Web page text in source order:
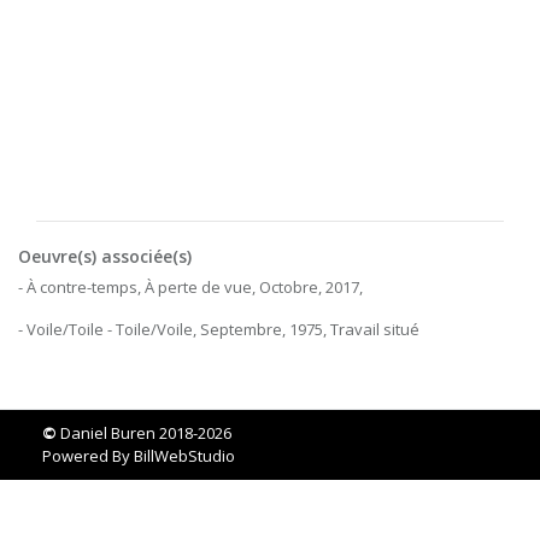
Oeuvre(s) associée(s)
- À contre-temps, À perte de vue, Octobre, 2017,
- Voile/Toile - Toile/Voile, Septembre, 1975, Travail situé
© Daniel Buren 2018-2026
Powered ByBillWebStudio